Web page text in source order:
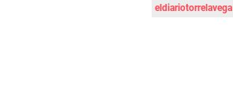
eldiariotorrelavega